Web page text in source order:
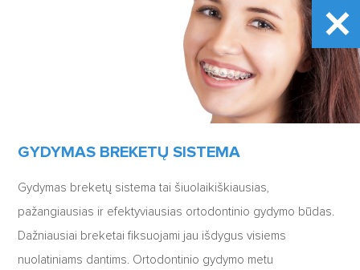
GYDYMAS BREKETŲ SISTEMA
Gydymas breketų sistema tai šiuolaikiškiausias,
pažangiausias ir efektyviausias ortodontinio gydymo būdas.
Dažniausiai breketai fiksuojami jau išdygus visiems
nuolatiniams dantims. Ortodontinio gydymo metu